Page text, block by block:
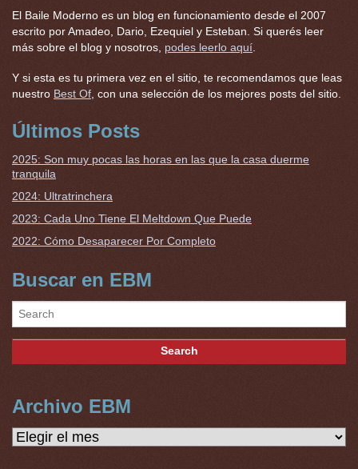
El Baile Moderno es un blog en funcionamiento desde el 2007
escrito por Amadeo, Dario, Ezequiel y Esteban. Si querés leer
más sobre el blog y nosotros, podes leerlo aquí
Y si esta es tu primera vez en el sitio, te recomendamos que leas
nuestro Best Of , con una selección de los mejores posts del sitio.
Últimos Posts
2025: Son muy pocas las horas en las que la casa duerme
tranquila
2024: Ultratrinchera
2023: Cada Uno Tiene El Meltdown Que Puede
2022: Cómo Desaparecer Por Completo
Buscar en EBM
Archivo EBM
Archivo
EBM